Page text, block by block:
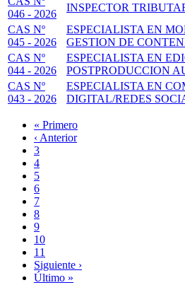
046 - 2026
INSPECTOR
CAS Nº
045 - 2026
ESPECIALISTA EN
GESTION DE
CAS Nº
044 - 2026
ESPECIALISTA EN
POSTPRODUCCION
CAS Nº
043 - 2026
ESPECIALISTA EN
DIGITAL/REDES
Paginación
Primera
página
« Primero
Página
anterior
‹ Anterior
Page
3
Page
4
Page
5
Page
6
Página
actual
7
Page
8
Page
9
Page
10
Page
11
Siguiente
página
Siguiente ›
Última
Último »